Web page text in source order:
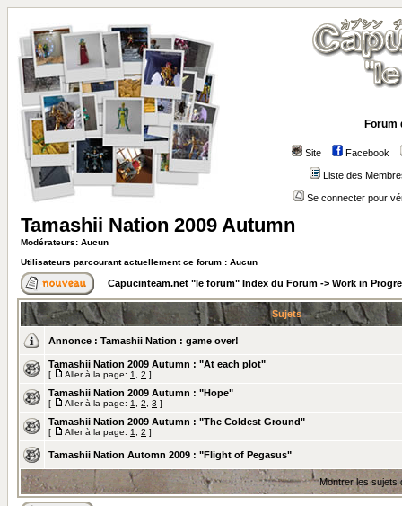
Forum
Site Facebook
Liste des
Se connecter pour
Tamashii Nation 2009 Autumn
Modérateurs: Aucun
Utilisateurs parcourant actuellement ce forum : Aucun
Capucinteam.net "le forum" Index du Forum -> Work in
Sujets
Annonce : Tamashii Nation : game over!
Tamashii Nation 2009 Autumn : "At each plot"
[ Aller à la page: 1 2 ]
Tamashii Nation 2009 Autumn : "Hope"
[ Aller à la page: 1 2 3 ]
Tamashii Nation 2009 Autumn : "The Coldest Ground"
[ Aller à la page: 1 2 ]
Tamashii Nation Automn 2009 : "Flight of Pegasus"
Montrer les sujets